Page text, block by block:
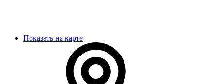
Показать на карте